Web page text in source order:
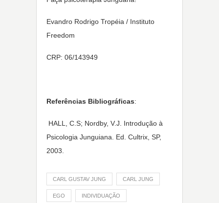
Evandro Rodrigo Tropéia / Instituto
Freedom
CRP: 06/143949
Referências Bibliográficas:
HALL, C.S; Nordby, V.J. Introdução à
Psicologia Junguiana. Ed. Cultrix, SP,
2003.
CARL GUSTAV JUNG CARL JUNG
EGO INDIVIDUAÇÃO